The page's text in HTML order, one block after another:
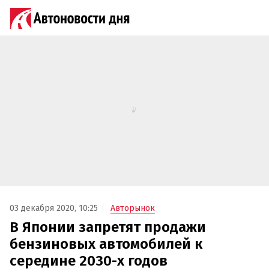
03 декабря 2020, 10:25 Авторынок
В Японии запретят продажи
бензиновых автомобилей к
середине 2030-х годов